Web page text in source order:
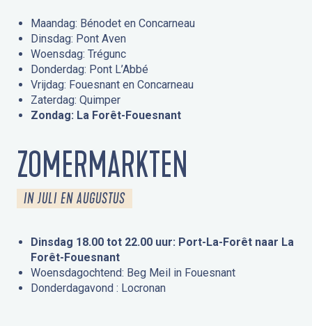
Maandag: Bénodet en Concarneau
Dinsdag: Pont Aven
Woensdag: Trégunc
Donderdag: Pont L’Abbé
Vrijdag: Fouesnant en Concarneau
Zaterdag: Quimper
Zondag: La Forêt-Fouesnant
ZOMERMARKTEN
IN JULI EN AUGUSTUS
Dinsdag 18.00 tot 22.00 uur: Port-La-Forêt naar La
Forêt-Fouesnant
Woensdagochtend: Beg Meil in Fouesnant
Donderdagavond : Locronan